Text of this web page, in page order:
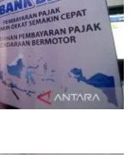
ATM Bank BRI via